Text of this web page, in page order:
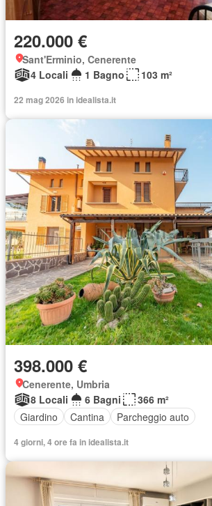
220.000 €
Sant'Erminio, Cenerente
4 Locali
1 Bagno 103 m²
22 mag 2026 in idealista.it
398.000 €
Cenerente, Umbria
8 Locali
6 Bagni
366 m²
Giardino
Cantina Parcheggio auto
4 giorni, 4 ore fa in idealista.it